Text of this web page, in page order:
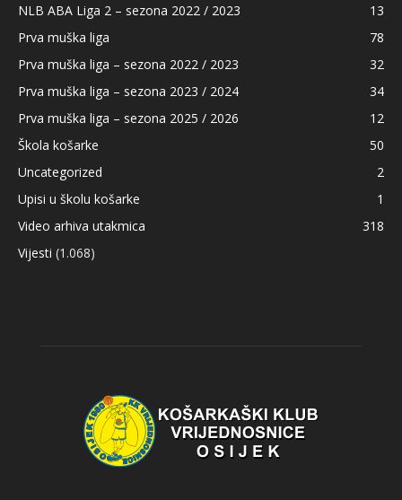
NLB ABA Liga 2 – sezona 2022 / 2023
13
Prva muška liga
78
Prva muška liga – sezona 2022 / 2023
32
Prva muška liga – sezona 2023 / 2024
34
Prva muška liga – sezona 2025 / 2026
12
Škola košarke
50
Uncategorized
2
Upisi u školu košarke
1
Video arhiva utakmica
318
Vijesti (1.068)